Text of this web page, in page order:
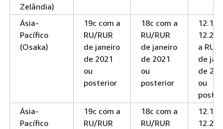
Zelândia)
Ásia-
Pacífico
(Osaka)
19c com a
RU/RUR
de janeiro
de 2021
ou
posterior
18c com a
RU/RUR
de janeiro
de 2021
ou
posterior
12.1 e
12.2
a RU/
de
de
ou
Ásia-
Pacífico
19c com a
RU/RUR
18c com a
RU/RUR
12.1 e
12.2